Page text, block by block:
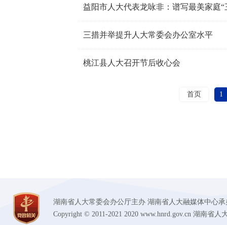
益阳市人大代表龙咏非：谱写最美家庭“
三措并举提升人大常委会办公室水平
桃江县人大召开节后收心会
首页 1
湖南省人大常委会办公厅主办 湖南省人大融媒体中心
Copyright © 2011-2021 2020 www.hnrd.gov.cn 湖南省